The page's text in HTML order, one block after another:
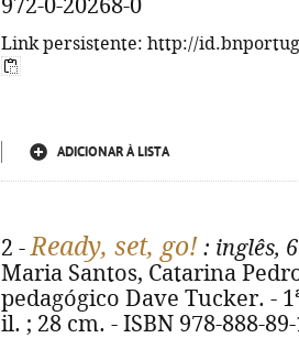
972-0-20268-0
Link persistente: http://
ADICIONAR À LISTA
2 -Ready, set, go! : inglês,
Maria Santos, Catarina
pedagógico Dave Tucker. -
il. ; 28 cm. - ISBN 978-888-